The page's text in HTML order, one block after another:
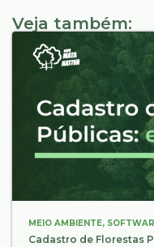
Veja também:
MEIO AMBIENTE,
Cadastro de Florestas